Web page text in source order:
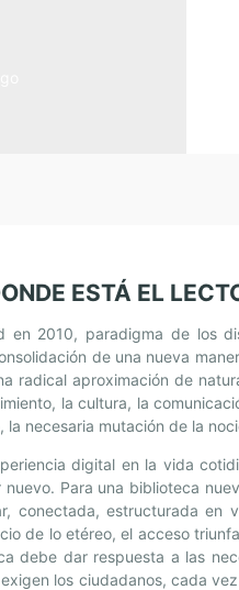
ESTÁ EL
en 2010, paradigma de los
de una nueva
radical aproximación de
la cultura, la
la necesaria mutación de la
digital en la vida
nuevo. Para una biblioteca
conectada, estructurada en
de lo etéreo, el acceso
debe dar respuesta a las
los ciudadanos, cada